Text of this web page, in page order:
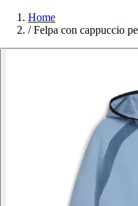
Home
/ Felpa con cappuccio